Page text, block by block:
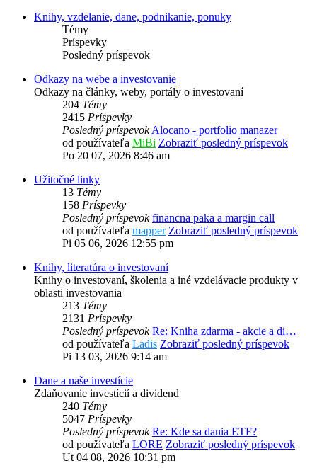
Knihy, vzdelanie, dane, podnikanie, ponuky
Témy
Príspevky
Posledný príspevok
Odkazy na webe a investovanie
Odkazy na články, weby, portály o investovaní
204 Témy
2415 Príspevky
Posledný príspevok Alocano - portfolio manazer
od používateľa MiBi Zobraziť posledný príspevok
Po 20 07, 2026 8:46 am
Užitočné linky
13 Témy
158 Príspevky
Posledný príspevok financna paka a margin call
od používateľa mapper Zobraziť posledný príspevok
Pi 05 06, 2026 12:55 pm
Knihy, literatúra o investovaní
Knihy o investovaní, školenia a iné vzdelávacie produkty v
oblasti investovania
213 Témy
2131 Príspevky
Posledný príspevok Re: Kniha zdarma - akcie a di…
od používateľa Ladis Zobraziť posledný príspevok
Pi 13 03, 2026 9:14 am
Dane a naše investície
Zdaňovanie investícií a dividend
240 Témy
5047 Príspevky
Posledný príspevok Re: Kde sa dania ETF?
od používateľa LORE Zobraziť posledný príspevok
Ut 04 08, 2026 10:31 pm